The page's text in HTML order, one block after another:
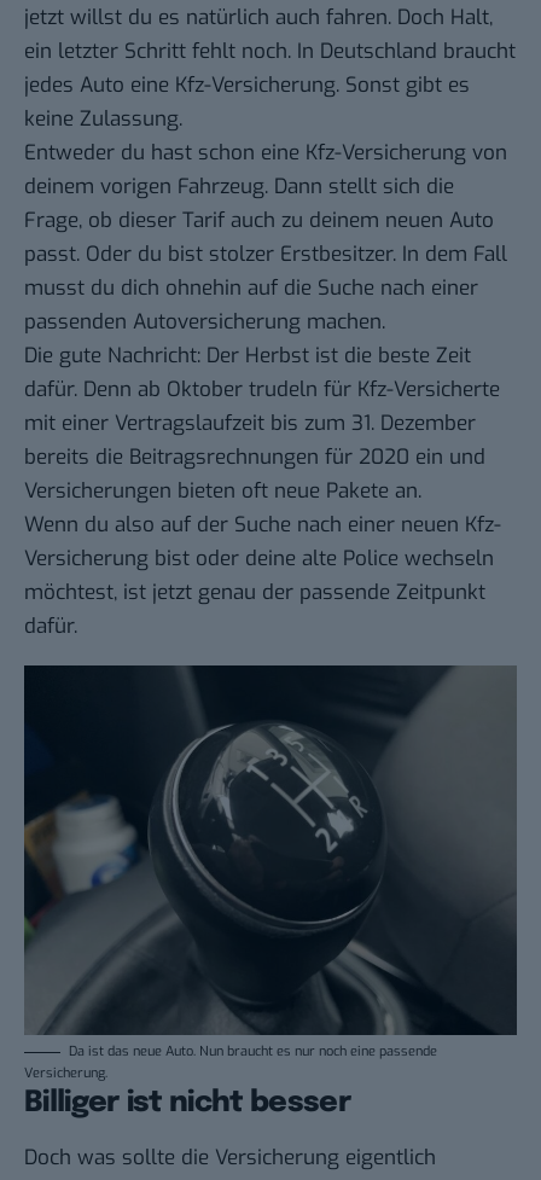
jetzt willst du es natürlich auch fahren. Doch Halt,
ein letzter Schritt fehlt noch. In Deutschland braucht
jedes Auto eine Kfz-Versicherung. Sonst gibt es
keine Zulassung.
Entweder du hast schon eine Kfz-Versicherung von
deinem vorigen Fahrzeug. Dann stellt sich die
Frage, ob dieser Tarif auch zu deinem neuen Auto
passt. Oder du bist stolzer Erstbesitzer. In dem Fall
musst du dich ohnehin auf die Suche nach einer
passenden Autoversicherung machen.
Die gute Nachricht: Der Herbst ist die beste Zeit
dafür. Denn ab Oktober trudeln für Kfz-Versicherte
mit einer Vertragslaufzeit bis zum 31. Dezember
bereits die Beitragsrechnungen für 2020 ein und
Versicherungen bieten oft neue Pakete an.
Wenn du also auf der Suche nach einer neuen Kfz-
Versicherung bist oder deine alte Police wechseln
möchtest, ist jetzt genau der passende Zeitpunkt
dafür.
Da ist das neue Auto. Nun braucht es nur noch eine passende
Versicherung.
Billiger ist nicht besser
Doch was sollte die Versicherung eigentlich